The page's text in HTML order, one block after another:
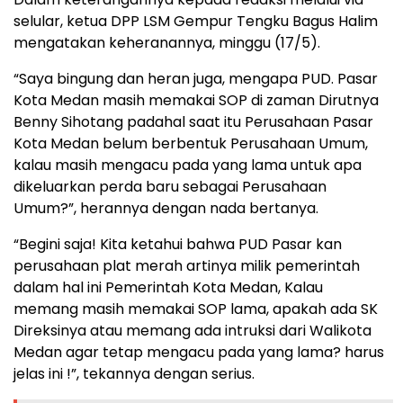
selular, ketua DPP LSM Gempur Tengku Bagus Halim
mengatakan keheranannya, minggu (17/5).
“Saya bingung dan heran juga, mengapa PUD. Pasar
Kota Medan masih memakai SOP di zaman Dirutnya
Benny Sihotang padahal saat itu Perusahaan Pasar
Kota Medan belum berbentuk Perusahaan Umum,
kalau masih mengacu pada yang lama untuk apa
dikeluarkan perda baru sebagai Perusahaan
Umum?”, herannya dengan nada bertanya.
“Begini saja! Kita ketahui bahwa PUD Pasar kan
perusahaan plat merah artinya milik pemerintah
dalam hal ini Pemerintah Kota Medan, Kalau
memang masih memakai SOP lama, apakah ada SK
Direksinya atau memang ada intruksi dari Walikota
Medan agar tetap mengacu pada yang lama? harus
jelas ini !”, tekannya dengan serius.